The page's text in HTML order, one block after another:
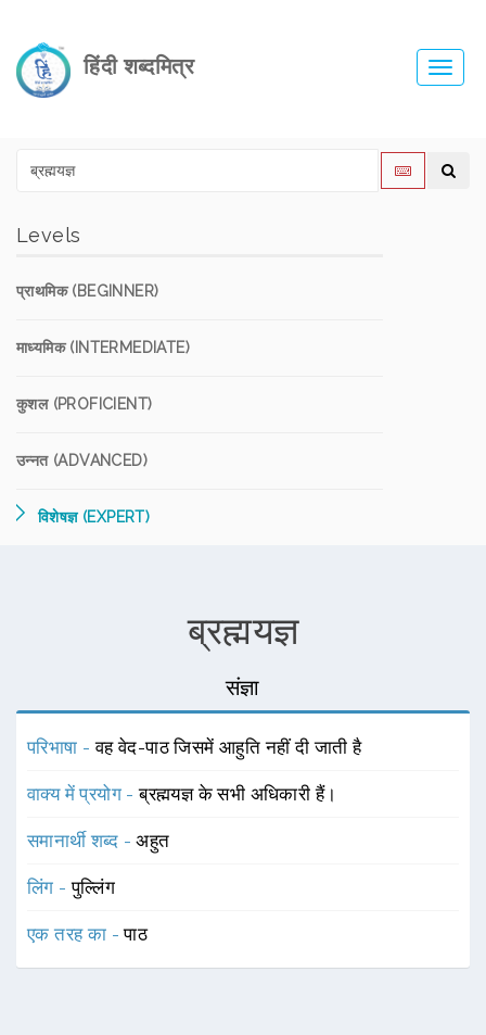
हिंदी शब्दमित्र
Levels
प्राथमिक (BEGINNER)
माध्यमिक (INTERMEDIATE)
कुशल (PROFICIENT)
उन्नत (ADVANCED)
विशेषज्ञ (EXPERT)
ब्रह्मयज्ञ
संज्ञा
परिभाषा -वह वेद-पाठ जिसमें आहुति नहीं दी जाती है
वाक्य में प्रयोग -ब्रह्मयज्ञ के सभी अधिकारी हैं।
समानार्थी शब्द -अहुत
लिंग -पुल्लिंग
एक तरह का -पाठ